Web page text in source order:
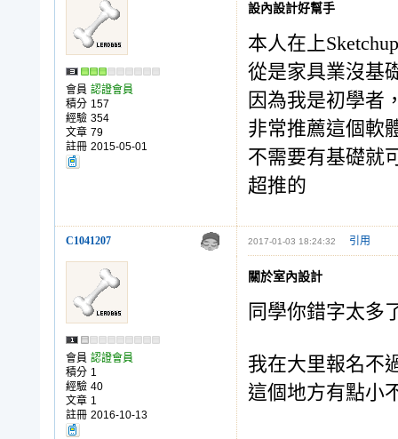
會員 認證會員
積分 157
經驗 354
文章 79
註冊 2015-05-01
設內設計好幫手
本人在上
從是家具業沒基
因為我是初學者
非常推薦這個軟
不需要有基礎就
超推的
C1041207 2017-01-03 18:24:32 引用
會員 認證會員
積分 1
經驗 40
文章 1
註冊 2016-10-13
關於室內設計
同學你錯字太多
我在大里報名不
這個地方有點小